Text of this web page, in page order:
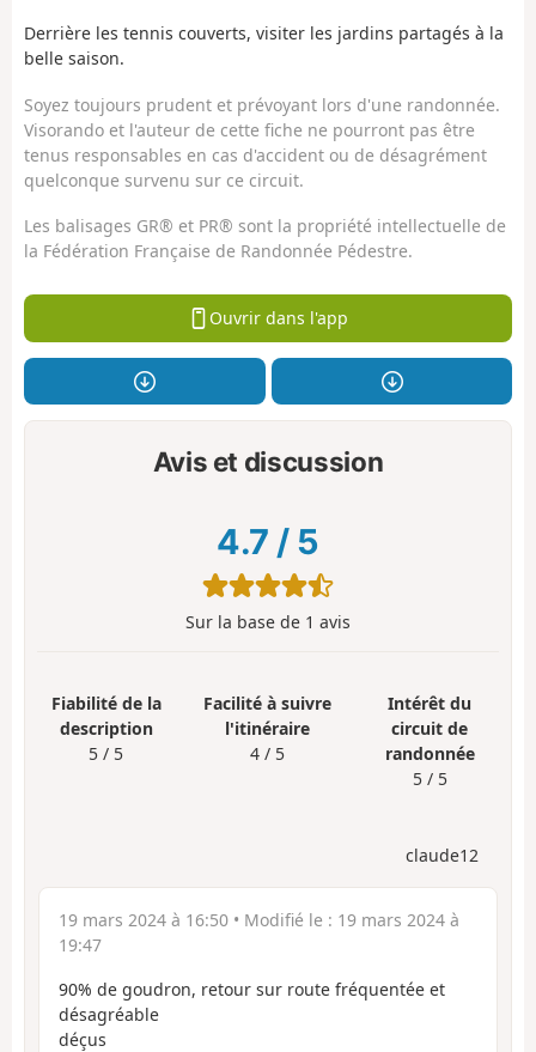
Derrière les tennis couverts, visiter les jardins partagés à la
belle saison.
Soyez toujours prudent et prévoyant lors d'une randonnée.
Visorando et l'auteur de cette fiche ne pourront pas être
tenus responsables en cas d'accident ou de désagrément
quelconque survenu sur ce circuit.
Les balisages GR® et PR® sont la propriété intellectuelle de
la Fédération Française de Randonnée Pédestre.
Ouvrir dans l'app
Avis et discussion
4.7 / 5
Sur la base de 1 avis
Fiabilité de la
description
5 / 5
Facilité à suivre
l'itinéraire
4 / 5
Intérêt du
circuit de
randonnée
5 / 5
claude12
19 mars 2024 à 16:50 • Modifié le : 19 mars 2024 à
19:47
90% de goudron, retour sur route fréquentée et
désagréable
déçus